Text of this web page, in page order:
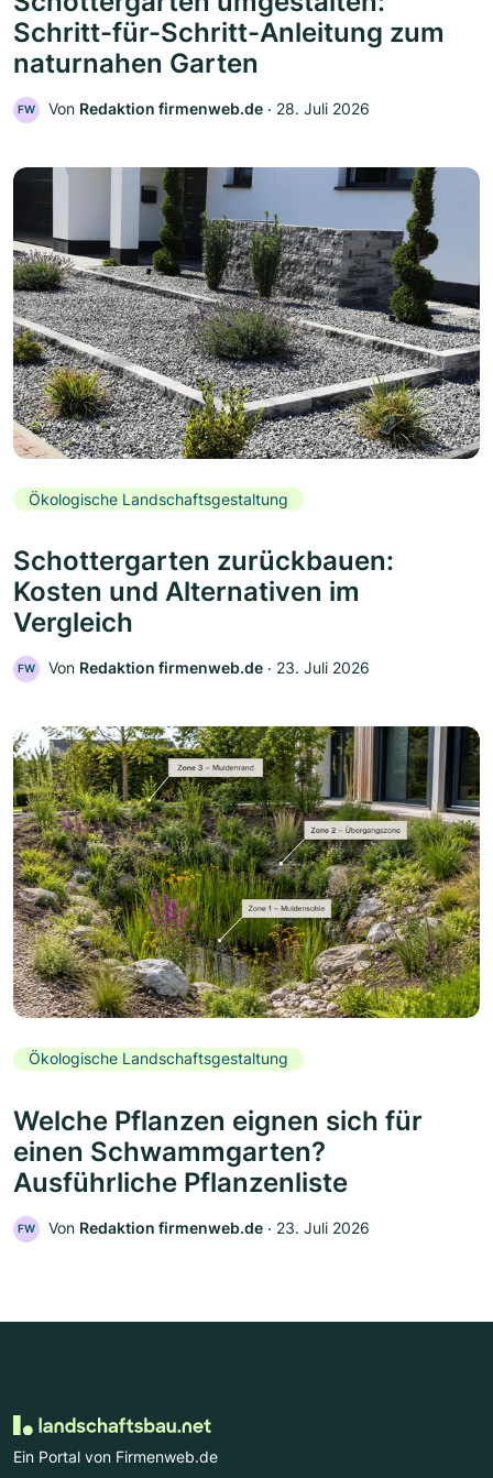
Schritt-für-Schritt-Anleitung zum
naturnahen Garten
FW Von Redaktion firmenweb.de ‧ 28. Juli 2026
Ökologische Landschaftsgestaltung
Schottergarten zurückbauen:
Kosten und Alternativen im
Vergleich
FW Von Redaktion firmenweb.de ‧ 23. Juli 2026
Ökologische Landschaftsgestaltung
Welche Pflanzen eignen sich für
einen Schwammgarten?
Ausführliche Pflanzenliste
FW Von Redaktion firmenweb.de ‧ 23. Juli 2026
Ein Portal von Firmenweb.de